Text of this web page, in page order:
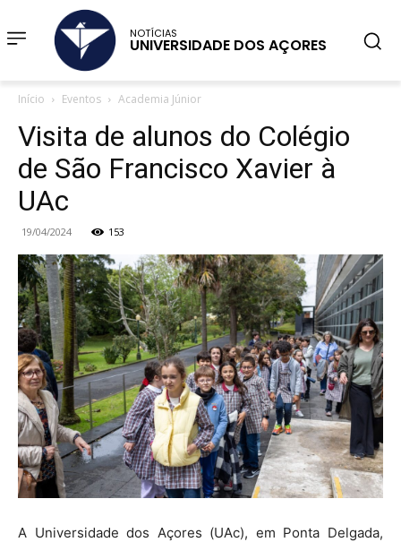
NOTÍCIAS
UNIVERSIDADE DOS AÇORES
Início Eventos Academia Júnior
Visita de alunos do Colégio
de São Francisco Xavier à
UAc
19/04/2024 153
A Universidade dos Açores (UAc), em Ponta Delgada,